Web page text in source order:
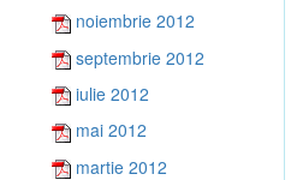
noiembrie 2012
septembrie 2012
iulie 2012
mai 2012
martie 2012